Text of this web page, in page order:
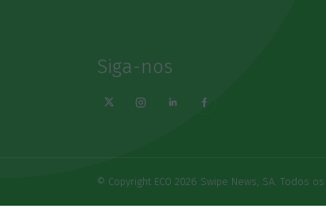
Siga-nos
© Copyright ECO 2026 Swipe News, SA. Todos